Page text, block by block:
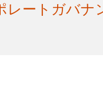
レートガバナ